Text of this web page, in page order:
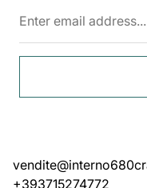
+393715274772